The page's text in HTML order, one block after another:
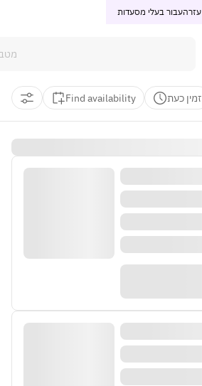
עבור בעלי מסעדותעזרה
Find availability זמין כעת